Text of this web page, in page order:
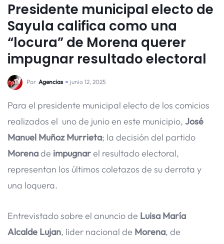
Presidente municipal electo de
Sayula califica como una
“locura” de Morena querer
impugnar resultado electoral
Por Agencias junio 12, 2025
Para el presidente municipal electo de los comicios
realizados el uno de junio en este municipio, José
Manuel Muñoz Murrieta; la decisión del partido
Morenade impugnarel resultado electoral,
representan los últimos coletazos de su derrota y
una loquera.
Entrevistado sobre el anuncio de Luisa María
Alcalde Lujan, lider nacional de Morena, de